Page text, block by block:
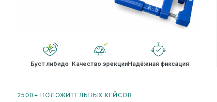
Буст либидо Качество эрекцииНадёжная фиксация
2500+ ПОЛОЖИТЕЛЬНЫХ КЕЙСОВ